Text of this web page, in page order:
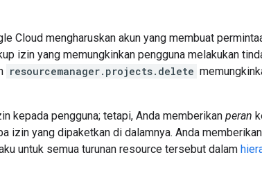
Cloud mengharuskan akun yang membuat
izin yang memungkinkan pengguna melakukan
resourcemanager.projects.delete
kepada pengguna; tetapi, Anda memberikan peran
izin yang dipaketkan di dalamnya. Anda
untuk semua turunan resource tersebut dalam